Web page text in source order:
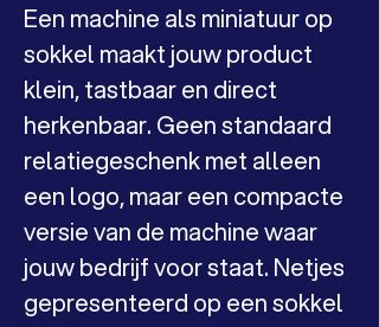
Een machine als miniatuur op
sokkel maakt jouw product
klein, tastbaar en direct
herkenbaar. Geen standaard
relatiegeschenk met alleen
een logo, maar een compacte
versie van de machine waar
jouw bedrijf voor staat. Netjes
gepresenteerd op een sokkel